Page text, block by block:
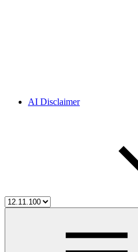
AI Disclaimer